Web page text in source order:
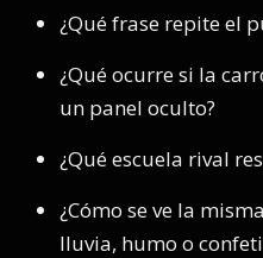
¿Qué frase repite el
¿Qué ocurre si la
un panel oculto?
¿Qué escuela rival
¿Cómo se ve la
lluvia, humo o